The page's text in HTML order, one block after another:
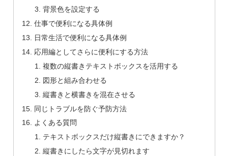
背景色を設定する
仕事で便利になる具体例
日常生活で便利になる具体例
応用編としてさらに便利にする方法
複数の縦書きテキストボックスを活用する
図形と組み合わせる
縦書きと横書きを混在させる
同じトラブルを防ぐ予防方法
よくある質問
テキストボックスだけ縦書きにできますか？
縦書きにしたら文字が見切れます